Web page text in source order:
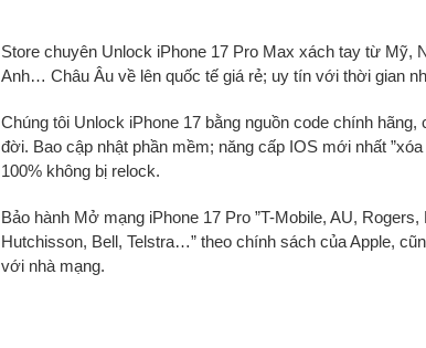
Store chuyên Unlock iPhone 17 Pro Max xách tay từ Mỹ,
Anh… Châu Âu về lên quốc tế giá rẻ; uy tín với thời gian
Chúng tôi Unlock iPhone 17 bằng nguồn code chính hãng,
đời. Bao cập nhật phần mềm; năng cấp IOS mới nhất
100% không bị relock.
Bảo hành Mở mạng iPhone 17 Pro ”T-Mobile, AU, Rogers,
Hutchisson, Bell, Telstra…” theo chính sách của Apple,
với nhà mạng.